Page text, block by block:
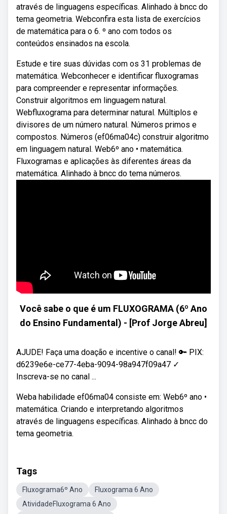
através de linguagens específicas. Alinhado à bncc do
tema geometria. Webconfira esta lista de exercícios
de matemática para o 6. º ano com todos os
conteúdos ensinados na escola.
Estude e tire suas dúvidas com os 31 problemas de
matemática. Webconhecer e identificar fluxogramas
para compreender e representar informações.
Construir algoritmos em linguagem natural.
Webfluxograma para determinar natural. Múltiplos e
divisores de um número natural. Números primos e
compostos. Números (ef06ma04c) construir algoritmo
em linguagem natural. Web6º ano • matemática.
Fluxogramas e aplicações às diferentes áreas da
matemática. Alinhado à bncc do tema números.
Você sabe o que é um FLUXOGRAMA (6º Ano
do Ensino Fundamental) - [Prof Jorge Abreu]
AJUDE! Faça uma doação e incentive o canal! 🔑 PIX:
d6239e6e-ce77-4eba-9094-98a947f09a47 ✓
Inscreva-se no canal ...
Weba habilidade ef06ma04 consiste em: Web6º ano •
matemática. Criando e interpretando algoritmos
através de linguagens específicas. Alinhado à bncc do
tema geometria.
Tags
Fluxograma6º Ano
Fluxograma 6 Ano
AtividadeFluxograma 6 Ano